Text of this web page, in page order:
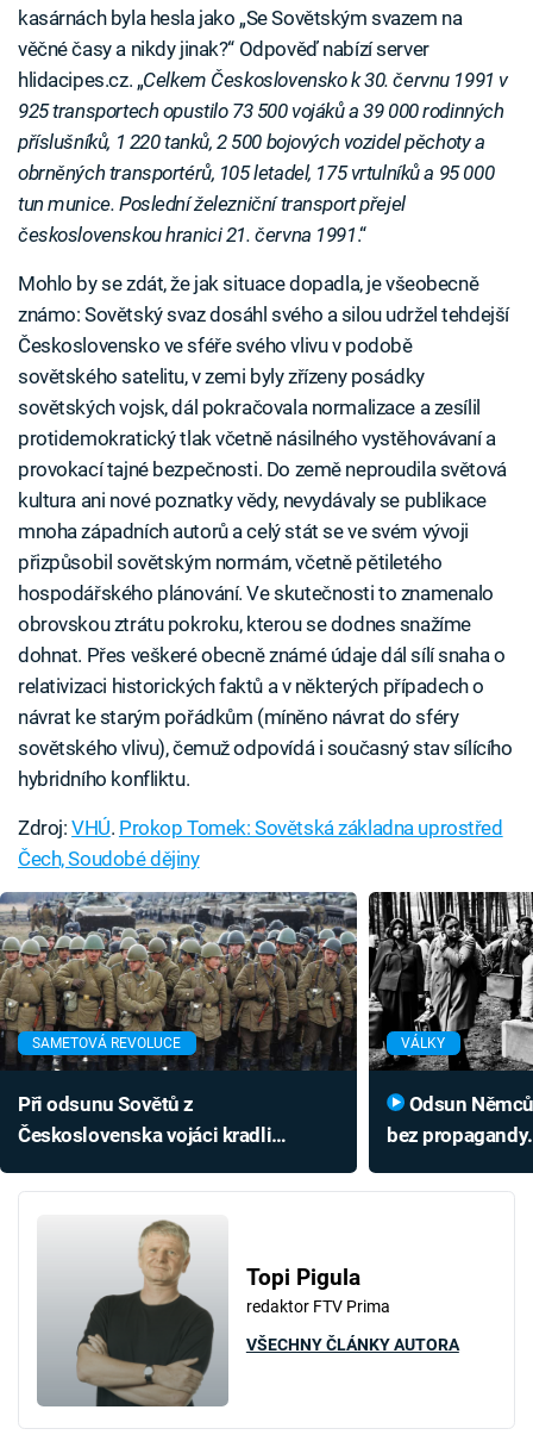
kasárnách byla hesla jako „Se Sovětským svazem na
věčné časy a nikdy jinak?“ Odpověď nabízí server
hlidacipes.cz. „Celkem Československo k 30. červnu 1991 v
925 transportech opustilo 73 500 vojáků a 39 000 rodinných
příslušníků, 1 220 tanků, 2 500 bojových vozidel pěchoty a
obrněných transportérů, 105 letadel, 175 vrtulníků a 95 000
tun munice. Poslední železniční transport přejel
československou hranici 21. června 1991.“
Mohlo by se zdát, že jak situace dopadla, je všeobecně
známo: Sovětský svaz dosáhl svého a silou udržel tehdejší
Československo ve sféře svého vlivu v podobě
sovětského satelitu, v zemi byly zřízeny posádky
sovětských vojsk, dál pokračovala normalizace a zesílil
protidemokratický tlak včetně násilného vystěhovávaní a
provokací tajné bezpečnosti. Do země neproudila světová
kultura ani nové poznatky vědy, nevydávaly se publikace
mnoha západních autorů a celý stát se ve svém vývoji
přizpůsobil sovětským normám, včetně pětiletého
hospodářského plánování. Ve skutečnosti to znamenalo
obrovskou ztrátu pokroku, kterou se dodnes snažíme
dohnat. Přes veškeré obecně známé údaje dál sílí snaha o
relativizaci historických faktů a v některých případech o
návrat ke starým pořádkům (míněno návrat do sféry
sovětského vlivu), čemuž odpovídá i současný stav sílícího
hybridního konfliktu.
Zdroj:VHÚ. Prokop Tomek: Sovětská základna uprostřed
Čech, Soudobé dějiny
SAMETOVÁ REVOLUCE
Při odsunu Sovětů z
Československa vojáci kradli
VÁLKY
bez
Topi Pigula
redaktor FTV Prima
VŠECHNY ČLÁNKY AUTORA